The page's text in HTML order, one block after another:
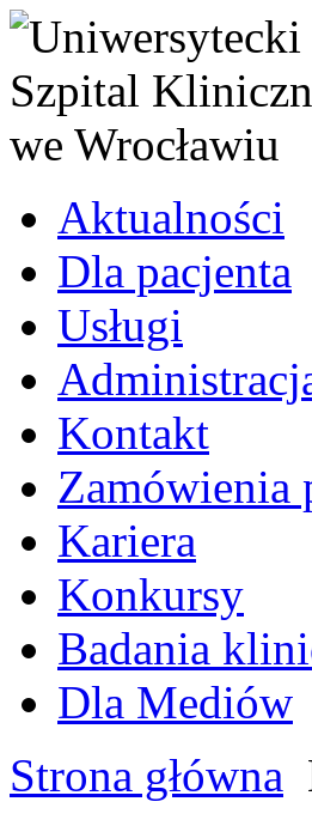
Aktualności
Dla pacjenta
Usługi
Kontakt
Zamówienia
Kariera
Konkursy
Badania
Dla Mediów
Strona główna